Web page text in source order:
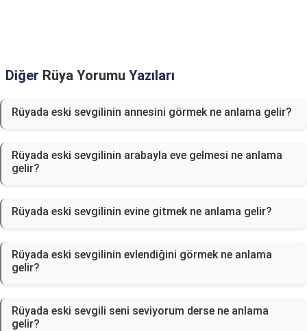
Diğer Rüya Yorumu Yazıları
Rüyada eski sevgilinin annesini görmek ne anlama gelir?
Rüyada eski sevgilinin arabayla eve gelmesi ne anlama
gelir?
Rüyada eski sevgilinin evine gitmek ne anlama gelir?
Rüyada eski sevgilinin evlendiğini görmek ne anlama
gelir?
Rüyada eski sevgili seni seviyorum derse ne anlama
gelir?